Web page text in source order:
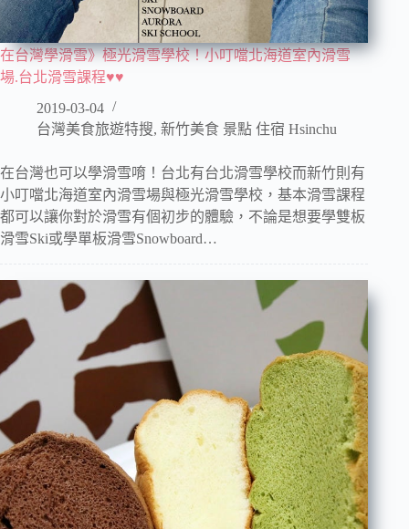
在台灣學滑雪》極光滑雪學校！小叮噹北海道室內滑雪
場.台北滑雪課程♥♥
2019-03-04
台灣美食旅遊特搜, 新竹美食 景點 住宿 Hsinchu
在台灣也可以學滑雪唷！台北有台北滑雪學校而新竹則有
小叮噹北海道室內滑雪場與極光滑雪學校，基本滑雪課程
都可以讓你對於滑雪有個初步的體驗，不論是想要學雙板
滑雪Ski或學單板滑雪Snowboard…